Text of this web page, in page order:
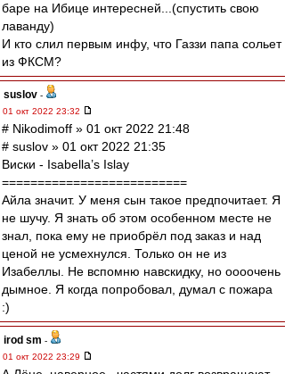
баре на Ибице интересней...(спустить свою
лаванду)
И кто слил первым инфу, что Газзи папа сольет
из ФКСМ?
suslov -
01 окт 2022 23:32
# Nikodimoff » 01 окт 2022 21:48
# suslov » 01 окт 2022 21:35
Виски - Isabella’s Islay
==========================
Айла значит. У меня сын такое предпочитает. Я
не шучу. Я знать об этом особенном месте не
знал, пока ему не приобрёл под заказ и над
ценой не усмехнулся. Только он не из
Изабеллы. Не вспомню навскидку, но оооочень
дымное. Я когда попробовал, думал с пожара
:)
irod sm -
01 окт 2022 23:29